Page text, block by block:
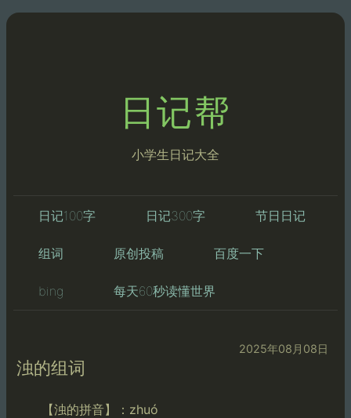
日记帮
小学生日记大全
日记100字 日记300字 节日日记
组词 原创投稿 百度一下
bing 每天60秒读懂世界
2025年08月08日
浊的组词
【浊的拼音】：zhuó